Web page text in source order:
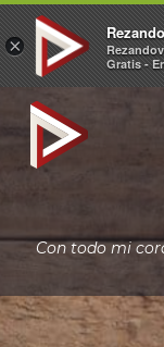
×
Gratis -
Con todo mi